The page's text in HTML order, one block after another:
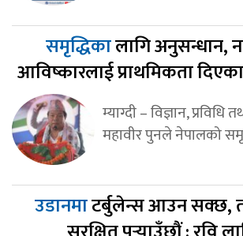
समृद्धिकालागि अनुसन्धान,
आविष्कारलाई प्राथमिकता
म्याग्दी – विज्ञान, प्रविधि
महावीर पुनले नेपालको
उडानमाटर्बुलेन्स आउन सक्छ,